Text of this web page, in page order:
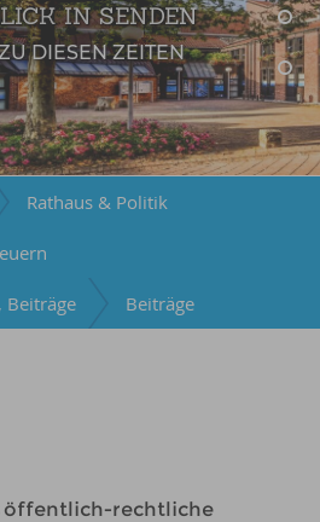
IN SENDEN
DIESEN ZEITEN
Rathaus & Politik
Beiträge Beiträge
öffentlich-rechtliche